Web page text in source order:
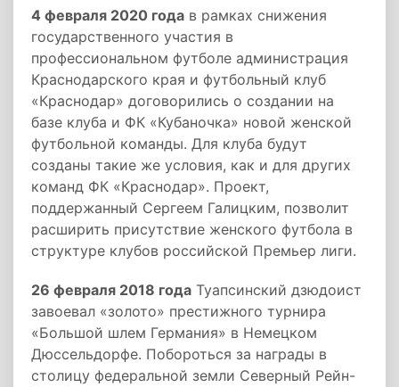
4 февраля 2020 года в рамках снижения
государственного участия в
профессиональном футболе администрация
Краснодарского края и футбольный клуб
«Краснодар» договорились о создании на
базе клуба и ФК «Кубаночка» новой женской
футбольной команды. Для клуба будут
созданы такие же условия, как и для других
команд ФК «Краснодар». Проект,
поддержанный Сергеем Галицким, позволит
расширить присутствие женского футбола в
структуре клубов российской Премьер лиги.
26 февраля 2018 года Туапсинский дзюдоист
завоевал «золото» престижного турнира
«Большой шлем Германия» в Немецком
Дюссельдорфе. Побороться за награды в
столицу федеральной земли Северный Рейн-